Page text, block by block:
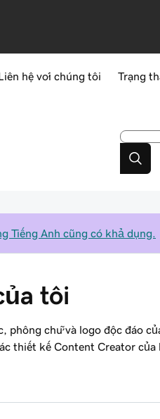
hệ với chúng tôi Trạng
Tiếng Anh cũng có khả dụng.
tôi
phông chữ và logo độc đáo
thiết kế Content Creator của